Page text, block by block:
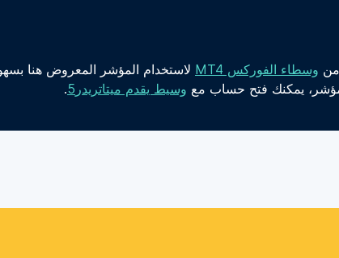
وسطاء الفوركس MT4
لاستخدام المؤشر المعروض هنا
وسيط يقدم ميتاتريدر5 .